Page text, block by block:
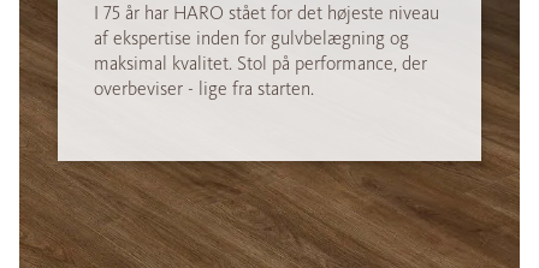
I 75 år har HARO stået for det højeste niveau
af ekspertise inden for gulvbelægning og
maksimal kvalitet. Stol på performance, der
overbeviser - lige fra starten.